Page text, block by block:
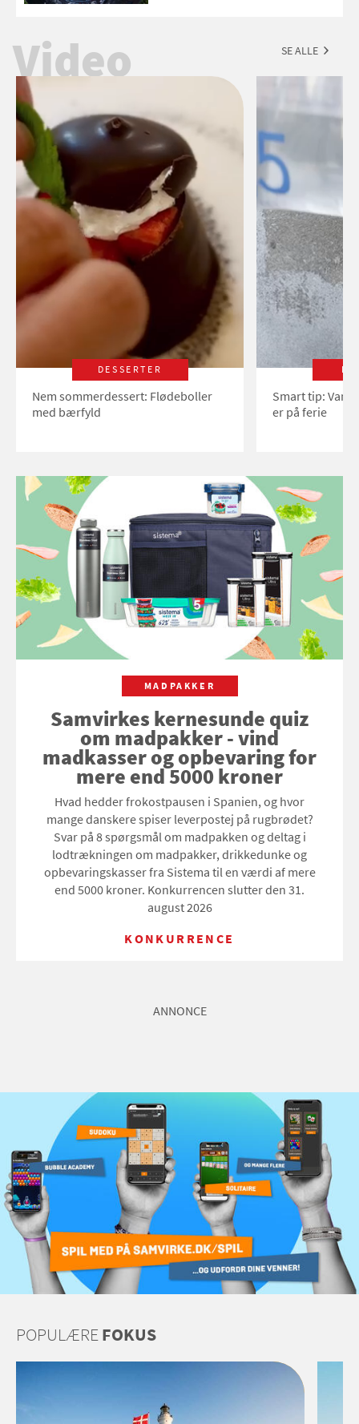
Video SE ALLE
DESSERTER
Nem sommerdessert: Flødeboller
med bærfyld
Smart tip:
er på ferie
MADPAKKER
Samvirkes kernesunde quiz
om madpakker - vind
madkasser og opbevaring for
mere end 5000 kroner
Hvad hedder frokostpausen i Spanien, og hvor
mange danskere spiser leverpostej på rugbrødet?
Svar på 8 spørgsmål om madpakken og deltag i
lodtrækningen om madpakker, drikkedunke og
opbevaringskasser fra Sistema til en værdi af mere
end 5000 kroner. Konkurrencen slutter den 31.
august 2026
KONKURRENCE
ANNONCE
POPULÆREFOKUS